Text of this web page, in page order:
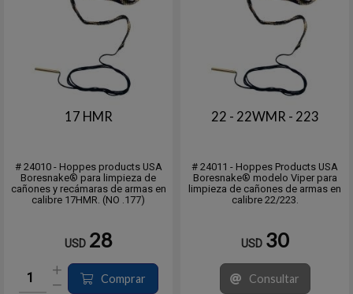
17 HMR
# 24010 - Hoppes products USA
Boresnake® para limpieza de
cañones y recámaras de armas en
calibre 17HMR. (NO .177)
USD 28
Comprar
22 - 22WMR - 223
# 24011 - Hoppes Products USA
Boresnake® modelo Viper para
limpieza de cañones de armas en
calibre 22/223.
USD 30
Consultar